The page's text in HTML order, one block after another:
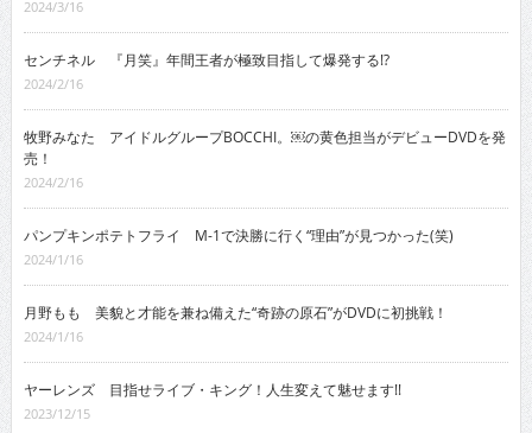
2024/3/16
センチネル 『月笑』年間王者が極致目指して爆発する!?
2024/2/16
牧野みなた アイドルグループBOCCHI。￼の黄色担当がデビューDVDを発
売！
2024/2/16
パンプキンポテトフライ M-1で決勝に行く“理由”が見つかった(笑)
2024/1/16
月野もも 美貌と才能を兼ね備えた“奇跡の原石”がDVDに初挑戦！
2024/1/16
ヤーレンズ 目指せライブ・キング！人生変えて魅せます!!
2023/12/15